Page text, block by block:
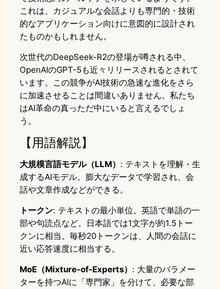
これは、カジュアルな会話よりも専門的・技術
的なアプリケーション向けに意図的に設計され
たものかもしれません。
次世代のDeepSeek-R2の登場が噂される中、
OpenAIのGPT-5も近々リリースされるとされて
います。この競争がAI技術の急速な進化をさら
に加速させることは間違いありません。私たち
はAI革命の真っただ中にいると言えるでしょ
う。
【用語解説】
大規模言語モデル（LLM） : テキストを理解・生
成するAIモデル。膨大なデータで学習され、会
話や文章作成などができる。
トークン: テキストの最小単位。英語で単語の一
部や句読点など。日本語では1文字が約1.5トー
クンに相当。毎秒20トークンは、人間の会話に
近い応答速度に相当する。
MoE（Mixture-of-Experts） : 大量のパラメー
ターを持つAIに「専門家」を分けて、必要な部